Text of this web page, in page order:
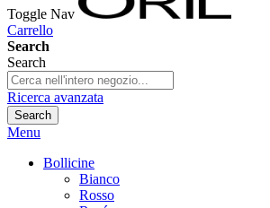
Toggle Nav
Carrello
Search
Search
Ricerca avanzata
Search
Menu
Bollicine
Bianco
Rosso